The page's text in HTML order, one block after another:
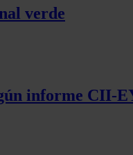
verde
informe CII-